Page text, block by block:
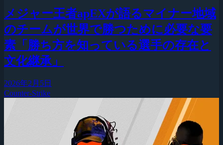
メジャー王者apEXが語るマイナー地域
のチームが世界で勝つために必要な要
素「勝ち方を知っている選手の存在と
文化継承」
2026年2月5日
Counter-Strike